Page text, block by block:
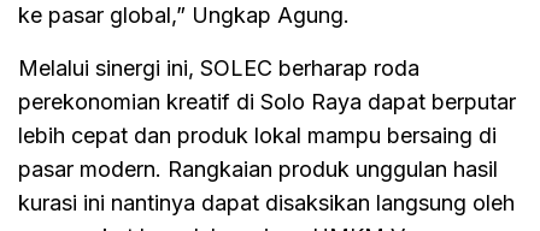
ke pasar global,” Ungkap Agung.
Melalui sinergi ini, SOLEC berharap roda
perekonomian kreatif di Solo Raya dapat berputar
lebih cepat dan produk lokal mampu bersaing di
pasar modern. Rangkaian produk unggulan hasil
kurasi ini nantinya dapat disaksikan langsung oleh